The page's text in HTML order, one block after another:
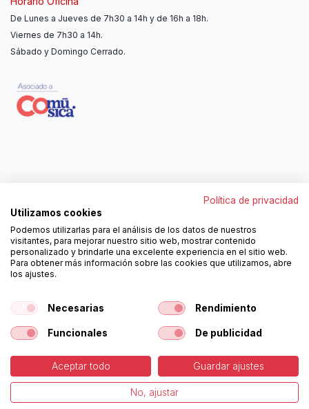
De Lunes a Jueves de 7h30 a 14h y de 16h a 18h.
Viernes de 7h30 a 14h.
Sábado y Domingo Cerrado.
962250313
ortola@ortola-sa.es
Av. d'Albaida, s/n
46840 La Pobla del Duc (Valencia)
¡Síguenos!
Copyright © Ortolá, S.A. -Política de Cookies -Aviso
Legal
Español
Política de privacidad
Utilizamos cookies
Podemos utilizarlas para el análisis de los datos de nuestros
visitantes, para mejorar nuestro sitio web, mostrar contenido
personalizado y brindarle una excelente experiencia en el sitio web.
Para obtener más información sobre las cookies que utilizamos, abre
los ajustes.
Necesarias Rendimiento
Funcionales De publicidad
Aceptar todo Guardar ajustes
No, ajustar